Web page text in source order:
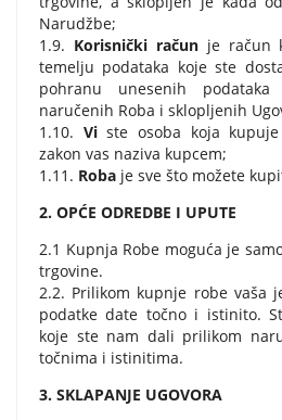
Narudžbe;
1.9. Korisnički računje račun
temelju podataka koje ste
pohranu unesenih
naručenih Roba i sklopljenih
1.10. Viste osoba koja
zakon vas naziva kupcem;
1.11. Roba je sve što možete
2. OPĆE ODREDBE I UPUTE
2.1 Kupnja Robe moguća je
trgovine.
2.2. Prilikom kupnje robe vaša
podatke date točno i istinito.
koje ste nam dali prilikom
točnima i istinitima.
3. SKLAPANJE UGOVORA